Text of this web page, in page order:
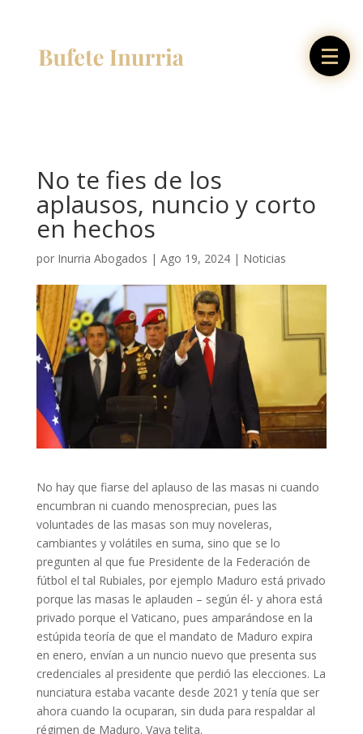
No te fies de los
aplausos, nuncio y corto
en hechos
por Inurria Abogados | Ago 19, 2024| Noticias
No hay que fiarse del aplauso de las masas ni cuando
encumbran ni cuando menosprecian, pues las
voluntades de las masas son muy noveleras,
cambiantes y volátiles en suma, sino que se lo
pregunten al que fue Presidente de la Federación de
fútbol el tal Rubiales, por ejemplo Maduro está privado
porque las masas le aplauden – según él- y ahora está
privado porque el Vaticano, pues amparándose en la
estúpida teoría de que el mandato de Maduro expira
en enero, envían a un nuncio nuevo que presenta sus
credenciales al presidente que perdió las elecciones. La
nunciatura estaba vacante desde 2021 y tenía que ser
ahora cuando la ocuparan, sin duda para respaldar al
régimen de Maduro. Vaya telita.